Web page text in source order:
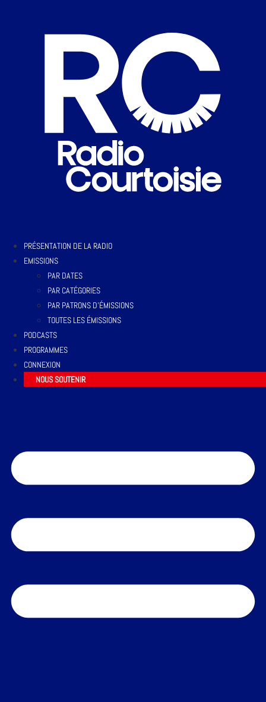
PRÉSENTATION DE LA RADIO
EMISSIONS
PAR DATES
PAR CATÉGORIES
PAR PATRONS D’ÉMISSIONS
TOUTES LES ÉMISSIONS
PODCASTS
PROGRAMMES
CONNEXION
NOUS SOUTENIR